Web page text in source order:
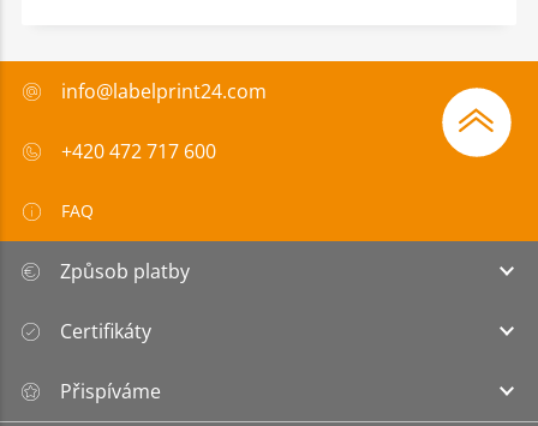
info@labelprint24.com
+420 472 717 600
FAQ
Způsob platby
Certifikáty
Přispíváme